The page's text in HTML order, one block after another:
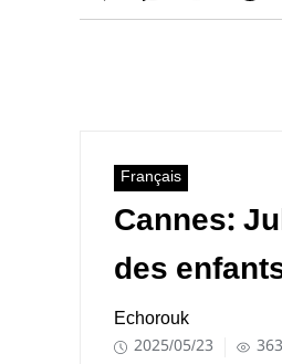
Français
Cannes:
des
Echorouk
2025/05/23 363